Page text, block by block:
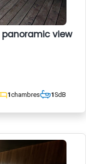
panoramic view
1chambres 1SdB